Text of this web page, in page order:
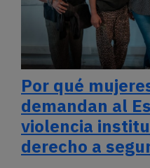
Por qué
demandan al
violencia
derecho a